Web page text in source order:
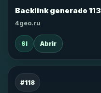
Backlink generado 113
4geo.ru
SI Abrir
#118